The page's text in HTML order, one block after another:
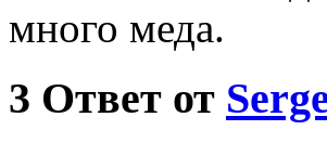
много меда.
3 Ответ от